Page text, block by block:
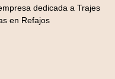
dedicada a Trajes
en Refajos